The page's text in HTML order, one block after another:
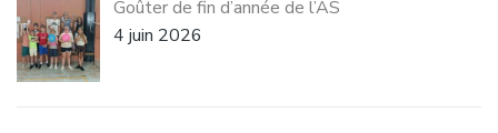
Goûter de fin d’année de l’AS
4 juin 2026